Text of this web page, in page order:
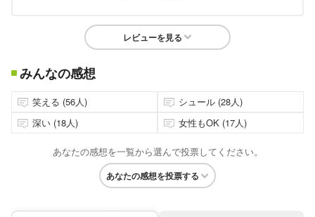
レビューを見る
みんなの感想
笑える (56人)
シュール (28人)
深い (18人)
女性もOK (17人)
あなたの感想を一覧から選んで投票してください。
あなたの感想を投票する